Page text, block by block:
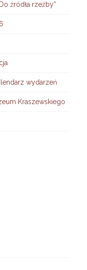
źródła rzeźby”
wydarzeń
Kraszewskiego